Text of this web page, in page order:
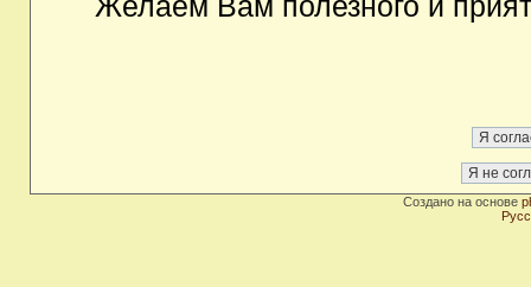
Создано на основе